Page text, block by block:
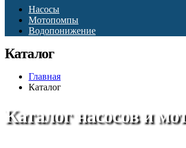
Насосы
Мотопомпы
Водопонижение
Каталог
Главная
Каталог
Каталог насосов и